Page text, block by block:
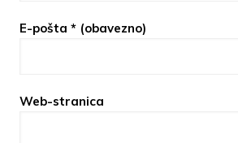
E-pošta * (obavezno)
Web-stranica